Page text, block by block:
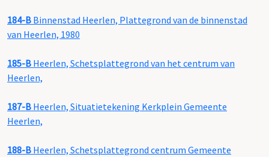
184-B Binnenstad Heerlen, Plattegrond van de binnenstad
van Heerlen, 1980
185-B Heerlen, Schetsplattegrond van het centrum van
Heerlen,
187-B Heerlen, Situatietekening Kerkplein Gemeente
Heerlen,
188-B Heerlen, Schetsplattegrond centrum Gemeente